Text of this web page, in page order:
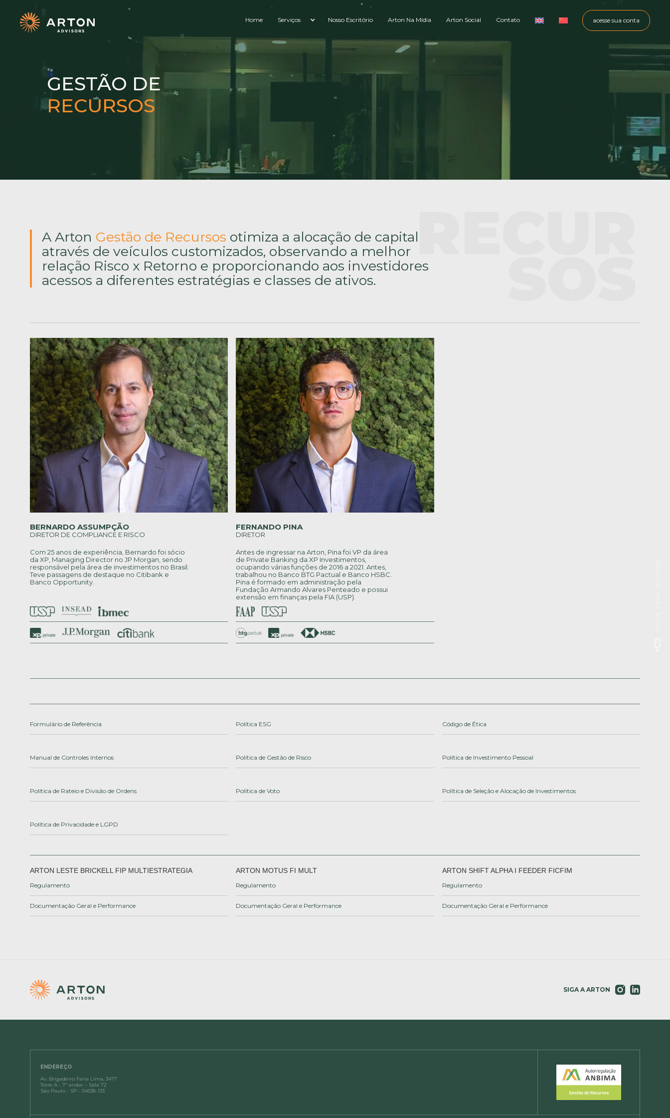
Home Serviços Nosso Escritório Arton Na Mídia Arton Social Contato acesse sua conta
GESTÃO DE
RECURSOS
RECUR
A Arton Gestão de Recursos otimiza a alocação de capital
através de veículos customizados, observando a melhor
relação Risco x Retorno e proporcionando aos investidores
acessos a diferentes estratégias e classes de ativos.
BERNARDO ASSUMPÇÃO
DIRETOR DE COMPLIANCE E RISCO
Com 25 anos de experiência, Bernardo foi sócio
da XP, Managing Director no JP Morgan, sendo
responsável pela área de investimentos no Brasil.
Teve passagens de destaque no Citibank e
Banco Opportunity.
FERNANDO PINA
DIRETOR
Antes de ingressar na Arton, Pina foi VP da área
de Private Banking da XP Investimentos,
ocupando várias funções de 2016 a 2021. Antes,
trabalhou no Banco BTG Pactual e Banco HSBC.
Pina é formado em administração pela
Fundação Armando Alvares Penteado e possui
extensão em finanças pela FIA (USP).
Formulário de Referência Política ESG Código de Ética
Manual de Controles Internos Política de Gestão de Risco Política de Investimento Pessoal
Política de Rateio e Divisão de Ordens Política de Voto Política de Seleção e Alocação de Investimentos
Política de Privacidade e LGPD
ARTON LESTE BRICKELL FIP MULTIESTRATEGIA
Regulamento
Documentação Geral e Performance
ARTON MOTUS FI MULT
Regulamento
Documentação Geral e Performance
ARTON SHIFT ALPHA I FEEDER FICFIM
Regulamento
Documentação Geral e Performance
SIGA A ARTON
ENDEREÇO
Av. Brigadeiro Faria Lima, 3477
Torre A - 7º andar – Sala 72
São Paulo - SP - 04538-133